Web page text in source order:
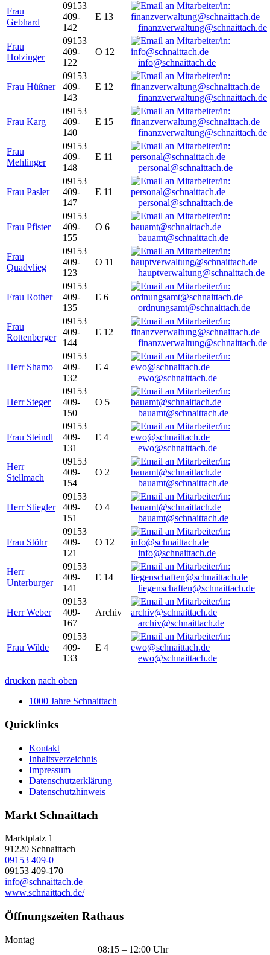
Frau
Gebhard
09153
409-
142
E 13
finanzverwaltung@schnaittach.de
Frau
Holzinger
09153
409-
122
O 12
info@schnaittach.de
Frau Hüßner
09153
409-
143
E 12
finanzverwaltung@schnaittach.de
Frau Karg
09153
409-
140
E 15
finanzverwaltung@schnaittach.de
Frau
Mehlinger
09153
409-
148
E 11
personal@schnaittach.de
Frau Pasler
09153
409-
147
E 11
personal@schnaittach.de
Frau Pfister
09153
409-
155
O 6
bauamt@schnaittach.de
Frau
Quadvlieg
09153
409-
123
O 11
hauptverwaltung@schnaittach.de
Frau Rother
09153
409-
135
E 6
ordnungsamt@schnaittach.de
Frau
Rottenberger
09153
409-
144
E 12
finanzverwaltung@schnaittach.de
Herr Shamo
09153
409-
132
E 4
ewo@schnaittach.de
Herr Steger
09153
409-
150
O 5
bauamt@schnaittach.de
Frau Steindl
09153
409-
131
E 4
ewo@schnaittach.de
Herr
Stellmach
09153
409-
154
O 2
bauamt@schnaittach.de
Herr Stiegler
09153
409-
151
O 4
bauamt@schnaittach.de
Frau Stöhr
09153
409-
121
O 12
info@schnaittach.de
Herr
Unterburger
09153
409-
141
E 14
liegenschaften@schnaittach.de
Herr Weber
09153
409-
167
Archiv
archiv@schnaittach.de
Frau Wilde
09153
409-
133
E 4
ewo@schnaittach.de
drucken nach oben
1000 Jahre Schnaittach
Quicklinks
Kontakt
Inhaltsverzeichnis
Impressum
Datenschutzerklärung
Datenschutzhinweis
Markt Schnaittach
Marktplatz 1
91220 Schnaittach
09153 409-0
09153 409-170
info@schnaittach.de
www.schnaittach.de/
Öffnungszeiten Rathaus
Montag
08:15 – 12:00 Uhr